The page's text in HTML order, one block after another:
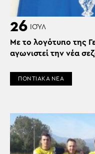
26 ΙΟΎΛ
Με το λογότυπο της
αγωνιστεί την νέα
ΠΟΝΤΙΑΚΑ ΝΕΑ